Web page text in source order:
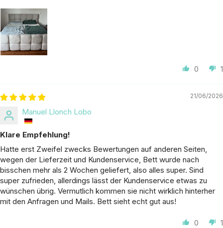
0 1
21/06/2026
Manuel Llonch Lobo
Klare Empfehlung!
Hatte erst Zweifel zwecks Bewertungen auf anderen Seiten,
wegen der Lieferzeit und Kundenservice, Bett wurde nach
bisschen mehr als 2 Wochen geliefert, also alles super. Sind
super zufrieden, allerdings lässt der Kundenservice etwas zu
wünschen übrig. Vermutlich kommen sie nicht wirklich hinterher
mit den Anfragen und Mails. Bett sieht echt gut aus!
0 1